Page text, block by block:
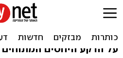
שליח טורקיה
על הרקע היחסים